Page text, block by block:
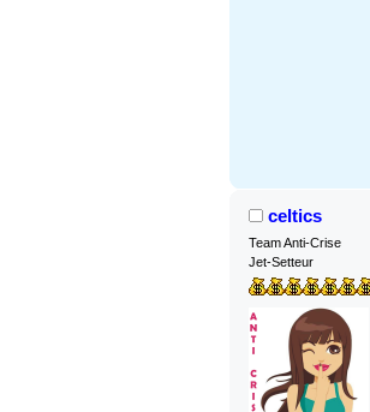
celtics
Team Anti-Crise
Jet-Setteur